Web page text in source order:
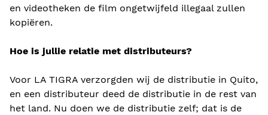
en videotheken de film ongetwijfeld illegaal zullen
kopiëren.
Hoe is jullie relatie met distributeurs?
Voor LA TIGRA verzorgden wij de distributie in Quito,
en een distributeur deed de distributie in de rest van
het land. Nu doen we de distributie zelf; dat is de